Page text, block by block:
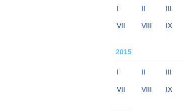
I II III
VII VIII IX
2015
I II III
VII VIII IX